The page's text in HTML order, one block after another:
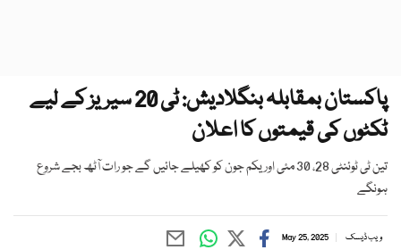
پاکستان بمقابلہ بنگلادیش: ٹی 20 سیریز کے لیے
ٹکٹوں کی قیمتوں کا اعلان
تین ٹی ٹوئنٹی 28، 30 مئی اور یکم جون کو کھیلے جائیں گے جو رات آٹھ بجے شروع
ہونگے
ویب ڈیسک May 25, 2025